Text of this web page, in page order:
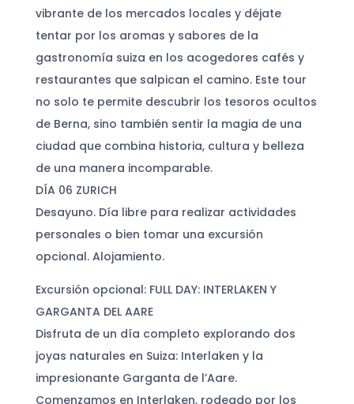
vibrante de los mercados locales y déjate
tentar por los aromas y sabores de la
gastronomía suiza en los acogedores cafés y
restaurantes que salpican el camino. Este tour
no solo te permite descubrir los tesoros ocultos
de Berna, sino también sentir la magia de una
ciudad que combina historia, cultura y belleza
de una manera incomparable.
DÍA 06 ZURICH
Desayuno. Día libre para realizar actividades
personales o bien tomar una excursión
opcional. Alojamiento.
Excursión opcional: FULL DAY: INTERLAKEN Y
GARGANTA DEL AARE
Disfruta de un día completo explorando dos
joyas naturales en Suiza: Interlaken y la
impresionante Garganta de l’Aare.
Comenzamos en Interlaken, rodeado por los